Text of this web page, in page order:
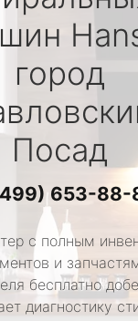
город
Посад
653-88-
с полным
и
бесплатно
диагностику